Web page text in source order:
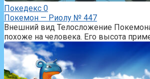
Покедекс 0
Покемон — Риолу № 447
Внешний вид Телосложение
похоже на человека. Его высота